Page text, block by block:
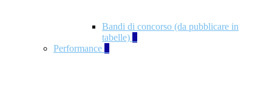
Bandi di concorso (da pubblicare in
tabelle) 2
Performance 5